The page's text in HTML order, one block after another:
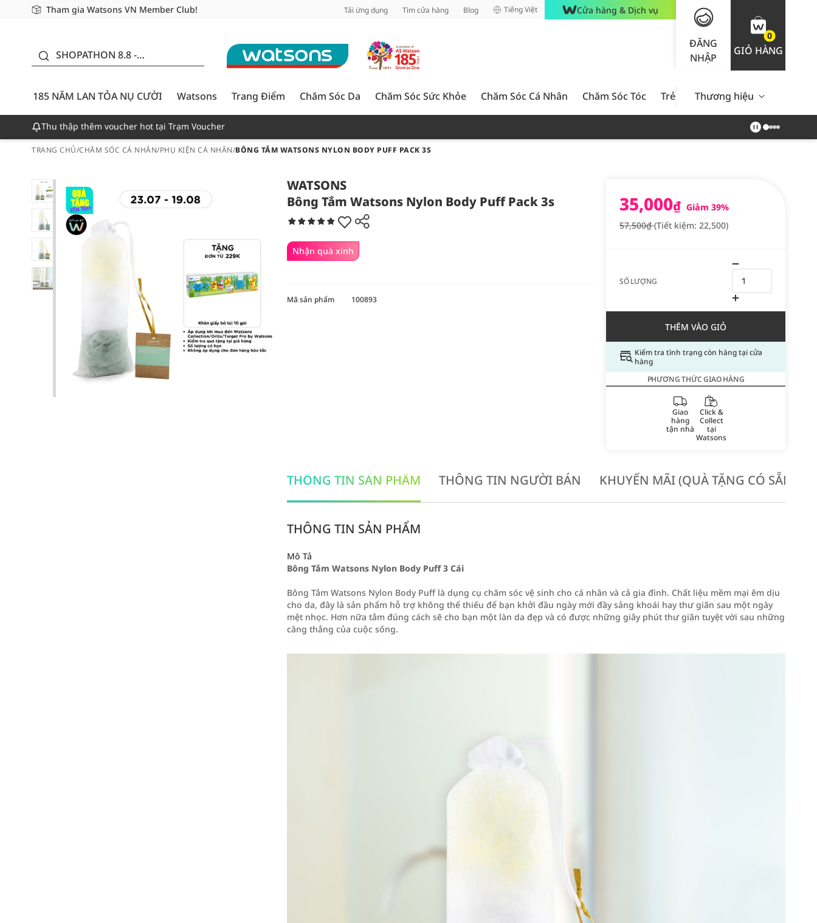
Tham gia Watsons VN Member Club!
Miễn phí giao hàng cho đơn hàng từ 249,000Đ
Giao hàng nhanh 24h - Áp dụng khu vực TP. Hồ Chí Minh Tải ứng dụng Tìm cửa hàng Blog Tiếng Việt Cửa hàng & Dịch vụ
ĐĂNG
NHẬP
0
GIỎ HÀNG
SHOPATHON 8.8 -
CƯỜI - GIẢM ĐẾN
50%
185 NĂM LAN TỎA NỤ CƯỜI
Watsons Trang Điểm Chăm Sóc Da Chăm Sóc Sức Khỏe Chăm Sóc Cá Nhân Chăm Sóc Tóc Trẻ Em Nam Giới Chăm Sóc
Thương hiệu
Thu thập thêm voucher hot tại Trạm Voucher
TRANG CHỦ/CHĂM SÓC CÁ NHÂN/PHỤ KIỆN CÁ NHÂN/BÔNG TẮM WATSONS NYLON BODY PUFF PACK 3S
WATSONS
Bông Tắm Watsons Nylon Body Puff Pack 3s
Nhận quà xinh
35,000₫ Giảm 39%
57,500₫(Tiết kiệm: 22,500)
SỐ LƯỢNG
THÊM VÀO GIỎ
Kiểm tra tình trạng còn hàng tại cửa
hàng
PHƯƠNG THỨC GIAO HÀNG
Giao
hàng
tận nhà
Click &
Collect
tại
Watsons
Mã sản phẩm 100893
THÔNG TIN SẢN PHẨM THÔNG TIN NGƯỜI BÁN KHUYẾN MÃI (QUÀ TẶNG CÓ SẴN
THÔNG TIN SẢN PHẨM
Mô Tả
Bông Tắm Watsons Nylon Body Puff 3 Cái
Bông Tắm Watsons Nylon Body Puff là dụng cụ chăm sóc vệ sinh cho cá nhân và cả gia đình. Chất liệu mềm mại êm dịu
cho da, đây là sản phẩm hỗ trợ không thể thiếu để bạn khởi đầu ngày mới đầy sảng khoái hay thư giãn sau một ngày
mệt nhọc. Hơn nữa tắm đúng cách sẽ cho bạn một làn da đẹp và có được những giây phút thư giãn tuyệt vời sau những
căng thẳng của cuộc sống.